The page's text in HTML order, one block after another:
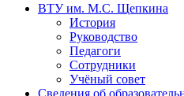
ВТУ им. М.С. Щепкина
История
Руководство
Педагоги
Сотрудники
Учёный совет
Сведения об